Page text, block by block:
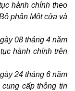
hành chính theo
phận Một cửa và
08 tháng 4 năm
hành chính trên
24 tháng 6 năm
cấp thông tin